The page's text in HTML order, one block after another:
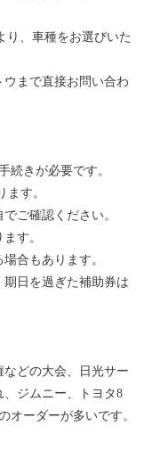
り、車種をお選びいた
まで直接お問い合わ
続きが必要です。
す。
ご確認ください。
す。
合もあります。
日を過ぎた補助券は
などの大会、日光サー
ジムニー、トヨタ8
オーダーが多いです。